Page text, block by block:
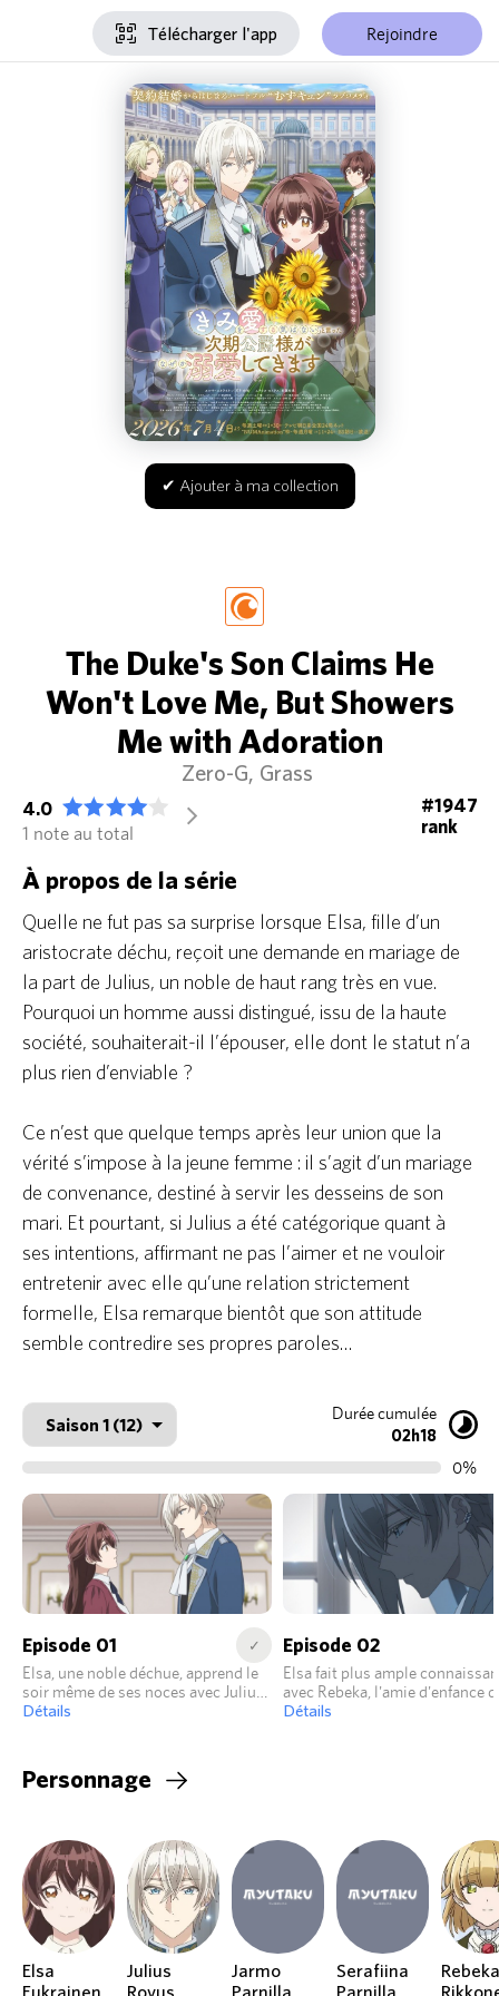
Télécharger l'app Rejoindre
✔ Ajouter à ma collection
The Duke's Son Claims He
Won't Love Me, But Showers
Me with Adoration
Zero-G Grass
4.0
1 note au total
arrow_forward_ios
#1947
rank
À propos de la série
Quelle ne fut pas sa surprise lorsque Elsa, fille d’un
aristocrate déchu, reçoit une demande en mariage de
la part de Julius, un noble de haut rang très en vue.
Pourquoi un homme aussi distingué, issu de la haute
société, souhaiterait-il l’épouser, elle dont le statut n’a
plus rien d’enviable ?
Ce n’est que quelque temps après leur union que la
vérité s’impose à la jeune femme : il s’agit d’un mariage
de convenance, destiné à servir les desseins de son
mari. Et pourtant, si Julius a été catégorique quant à
ses intentions, affirmant ne pas l’aimer et ne vouloir
entretenir avec elle qu’une relation strictement
formelle, Elsa remarque bientôt que son attitude
semble contredire ses propres paroles…
Durée cumulée
02h18
0%
Episode 01 ✓
Elsa, une noble déchue, apprend le
soir même de ses noces avec Julius
qu’il n’a aucune intention de
Détails
Episode 02
Elsa fait plus ample
avec Rebeka, l'amie d'enfance
Julius, qui lui en dit plus à son
Détails
Personnage
Elsa
Eukrainen
Julius
Royus
Jarmo
Parnilla
Serafiina
Parnilla
Rebeka